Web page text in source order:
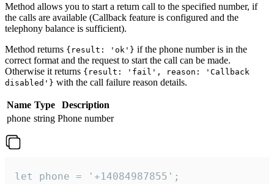
Method allows you to start a return call to the specified number, if
the calls are available (Callback feature is configured and the
telephony balance is sufficient).
Method returns {result: 'ok'} if the phone number is in the
correct format and the request to start the call can be made.
Otherwise it returns {result: 'fail', reason: 'Callback
disabled'} with the call failure reason details.
Name Type
Description
phone string Phone number
let phone = '+14084987855';